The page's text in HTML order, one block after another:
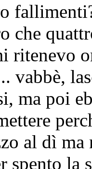
che
ritenevo
vabbè,
ma poi
al dì
spento la